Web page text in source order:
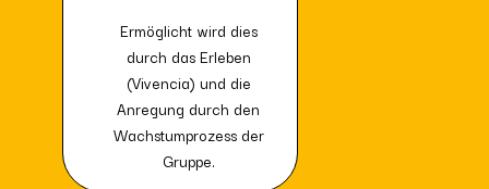
Ermöglicht wird dies
durch das Erleben
(Vivencia) und die
Anregung durch den
Wachstumprozess der
Gruppe.